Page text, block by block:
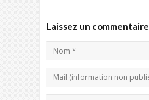
Laissez un commentaire